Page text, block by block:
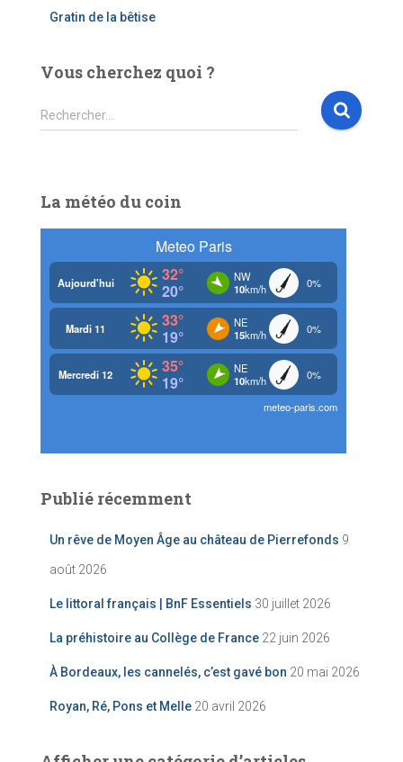
Gratin de la bêtise
Vous cherchez quoi ?
R
e
r
c
Rechercher…
La météo du coin
Publié récemment
Un rêve de Moyen Âge au château de Pierrefonds 9
août 2026
Le littoral français | BnF Essentiels 30 juillet 2026
La préhistoire au Collège de France 22 juin 2026
À Bordeaux, les cannelés, c’est gavé bon 20 mai 2026
Royan, Ré, Pons et Melle 20 avril 2026